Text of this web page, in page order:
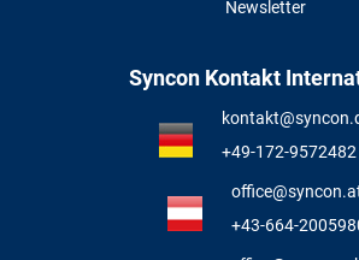
Newsletter
Syncon Kontakt
+49-172-9572482
+43-664-